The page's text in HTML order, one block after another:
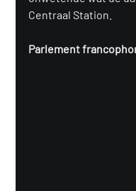
Centraal Station.
Parlement